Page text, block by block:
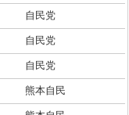
自民党
自民党
自民党
熊本自民